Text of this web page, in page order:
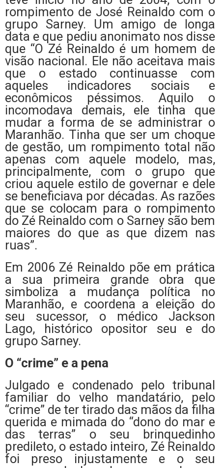
rompimento de José Reinaldo com o
grupo Sarney. Um amigo de longa
data e que pediu anonimato nos disse
que “O Zé Reinaldo é um homem de
visão nacional. Ele não aceitava mais
que o estado continuasse com
aqueles indicadores sociais e
econômicos péssimos. Aquilo o
incomodava demais, ele tinha que
mudar a forma de se administrar o
Maranhão. Tinha que ser um choque
de gestão, um rompimento total não
apenas com aquele modelo, mas,
principalmente, com o grupo que
criou aquele estilo de governar e dele
se beneficiava por décadas. As razões
que se colocam para o rompimento
do Zé Reinaldo com o Sarney são bem
maiores do que as que dizem nas
ruas”.
Em 2006 Zé Reinaldo põe em prática
a sua primeira grande obra que
simboliza a mudança política no
Maranhão, e coordena a eleição do
seu sucessor, o médico Jackson
Lago, histórico opositor seu e do
grupo Sarney.
O “crime” e a pena
Julgado e condenado pelo tribunal
familiar do velho mandatário, pelo
“crime” de ter tirado das mãos da filha
querida e mimada do “dono do mar e
das terras” o seu brinquedinho
predileto, o estado inteiro, Zé Reinaldo
foi preso injustamente e o seu